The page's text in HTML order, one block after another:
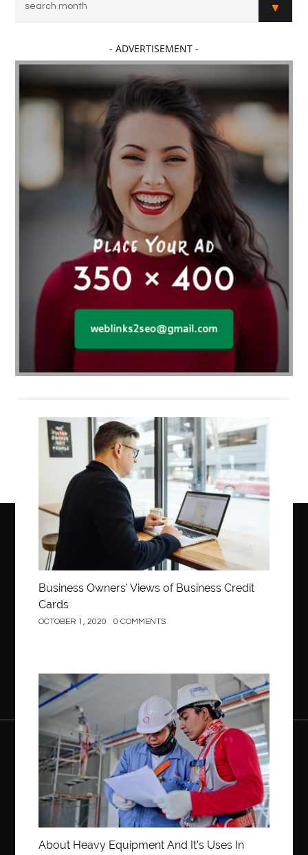
- ADVERTISEMENT -
Business
Business Owners’ Views of Business Credit
Cards
OCTOBER 1, 2020 0 COMMENTS
Construction
About Heavy Equipment And It’s Uses In